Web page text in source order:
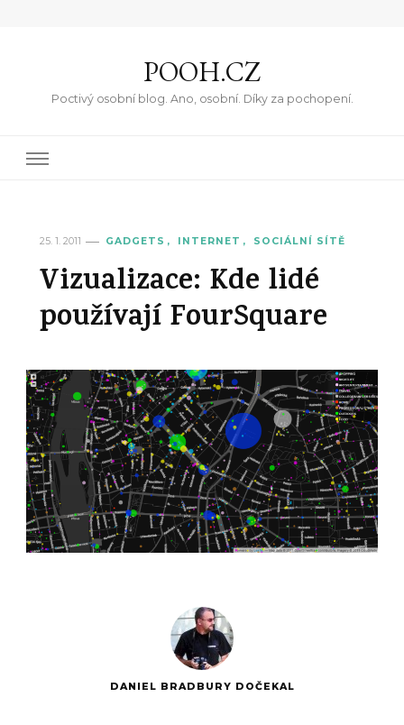
POOH.CZ
Poctivý osobní blog. Ano, osobní. Díky za pochopení.
25. 1. 2011 GADGETS INTERNET SOCIÁLNÍ SÍTĚ
Vizualizace: Kde lidé
používají FourSquare
DANIEL BRADBURY DOČEKAL